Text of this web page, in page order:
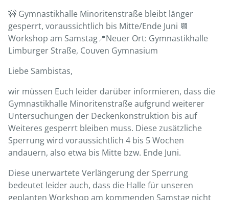
🚧 Gymnastikhalle Minoritenstraße bleibt länger
gesperrt, voraussichtlich bis Mitte/Ende Juni 📆
Workshop am Samstag📍Neuer Ort: Gymnastikhalle
Limburger Straße, Couven Gymnasium
Liebe Sambistas,
wir müssen Euch leider darüber informieren, dass die
Gymnastikhalle Minoritenstraße aufgrund weiterer
Untersuchungen der Deckenkonstruktion bis auf
Weiteres gesperrt bleiben muss. Diese zusätzliche
Sperrung wird voraussichtlich 4 bis 5 Wochen
andauern, also etwa bis Mitte bzw. Ende Juni.
Diese unerwartete Verlängerung der Sperrung
bedeutet leider auch, dass die Halle für unseren
geplanten Workshop am kommenden Samstag nicht